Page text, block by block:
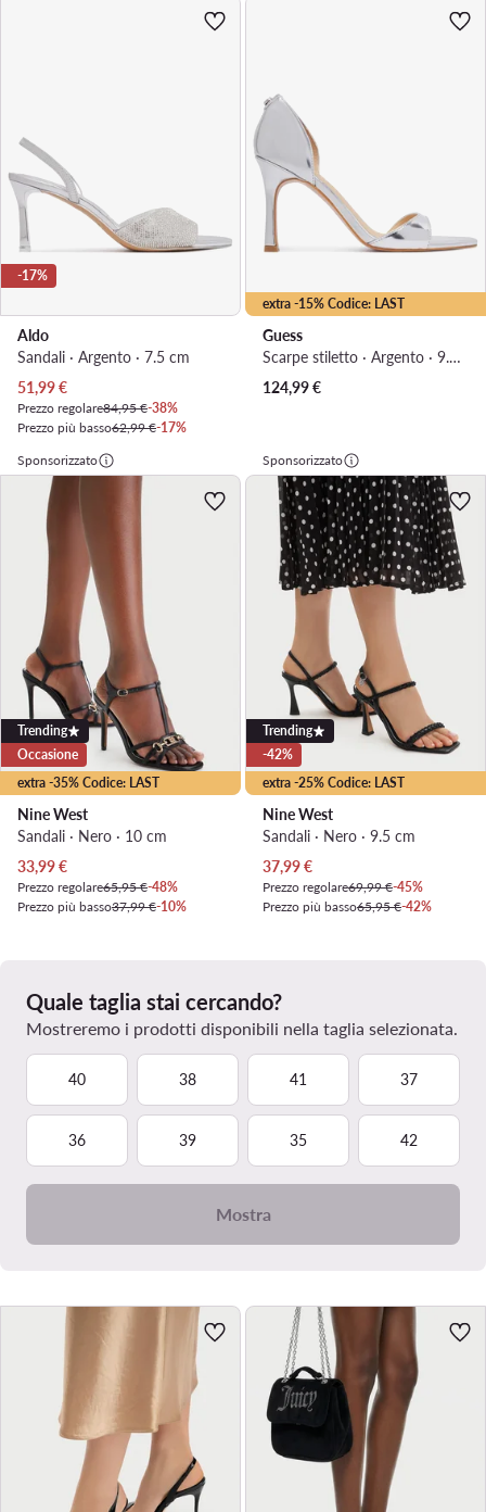
-17%
Aldo
Sandali · Argento · 7.5 cm
Prezzo attuale
51,99€
Prezzo regolare84,95 €-38%
Prezzo più basso62,99 €-17%
extra -15% Codice: LAST
Guess
Scarpe stiletto · Argento · 9.5 cm
124,99€
Sponsorizzato
extra -35% Codice: LAST
Trending
Occasione
Nine West
Sandali · Nero · 10 cm
Prezzo attuale
33,99€
Prezzo regolare65,95 €-48%
Prezzo più basso37,99 €-10%
Sponsorizzato
extra -25% Codice: LAST
Trending
-42%
Nine West
Sandali · Nero · 9.5 cm
Prezzo attuale
37,99€
Prezzo regolare69,99 €-45%
Prezzo più basso65,95 €-42%
Quale taglia stai cercando?
Mostreremo i prodotti disponibili nella taglia selezionata.
40 38 41 37
36 39 35 42
Mostra